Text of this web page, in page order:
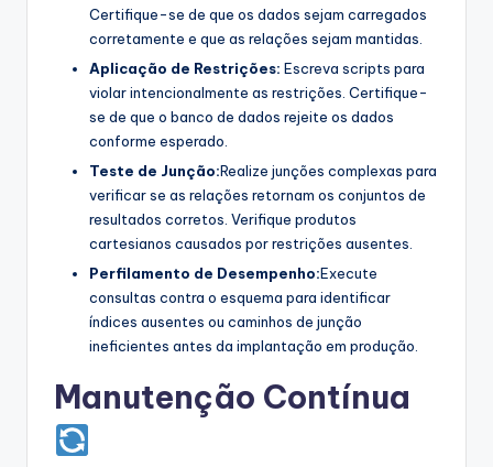
Certifique-se de que os dados sejam carregados
corretamente e que as relações sejam mantidas.
Aplicação de Restrições: Escreva scripts para
violar intencionalmente as restrições. Certifique-
se de que o banco de dados rejeite os dados
conforme esperado.
Teste de Junção:Realize junções complexas para
verificar se as relações retornam os conjuntos de
resultados corretos. Verifique produtos
cartesianos causados por restrições ausentes.
Perfilamento de Desempenho:Execute
consultas contra o esquema para identificar
índices ausentes ou caminhos de junção
ineficientes antes da implantação em produção.
Manutenção Contínua